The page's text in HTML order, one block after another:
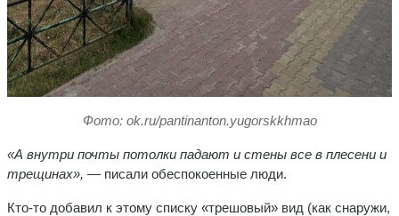
Фото: ok.ru/pantinanton.yugorskkhmao
«А внутри почты потолки падают и стены все в плесени и
трещинах», — писали обеспокоенные люди.
Кто-то добавил к этому списку «трешовый» вид (как снаружи,